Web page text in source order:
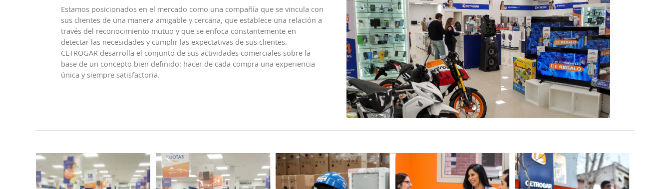
Estamos posicionados en el mercado como una compañía que se vincula con
sus clientes de una manera amigable y cercana, que establece una relación a
través del reconocimiento mutuo y que se enfoca constantemente en
detectar las necesidades y cumplir las expectativas de sus clientes.
CETROGAR desarrolla el conjunto de sus actividades comerciales sobre la
base de un concepto bien definido: hacer de cada compra una experiencia
única y siempre satisfactoria.